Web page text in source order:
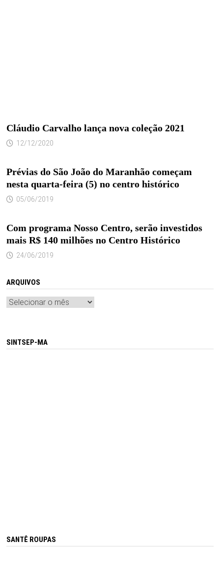
Cláudio Carvalho lança nova coleção 2021
12/12/2020
Prévias do São João do Maranhão começam
nesta quarta-feira (5) no centro histórico
05/06/2019
Com programa Nosso Centro, serão investidos
mais R$ 140 milhões no Centro Histórico
24/06/2019
ARQUIVOS
Arquivos
SINTSEP-MA
SANTÊ ROUPAS